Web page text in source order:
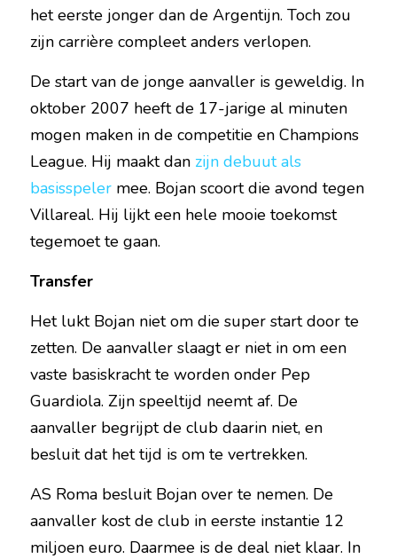
het eerste jonger dan de Argentijn. Toch zou
zijn carrière compleet anders verlopen.
De start van de jonge aanvaller is geweldig. In
oktober 2007 heeft de 17-jarige al minuten
mogen maken in de competitie en Champions
League. Hij maakt dan zijn debuut als
basisspeler mee. Bojan scoort die avond tegen
Villareal. Hij lijkt een hele mooie toekomst
tegemoet te gaan.
Transfer
Het lukt Bojan niet om die super start door te
zetten. De aanvaller slaagt er niet in om een
vaste basiskracht te worden onder Pep
Guardiola. Zijn speeltijd neemt af. De
aanvaller begrijpt de club daarin niet, en
besluit dat het tijd is om te vertrekken.
AS Roma besluit Bojan over te nemen. De
aanvaller kost de club in eerste instantie 12
miljoen euro. Daarmee is de deal niet klaar. In